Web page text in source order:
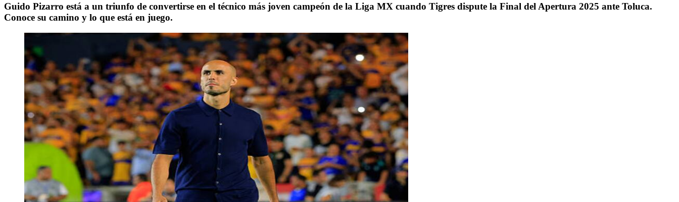
Guido Pizarro está a un triunfo de convertirse en el técnico más joven campeón de la Liga MX cuando Tigres dispute la Final del Apertura 2025 ante Toluca.
Conoce su camino y lo que está en juego.